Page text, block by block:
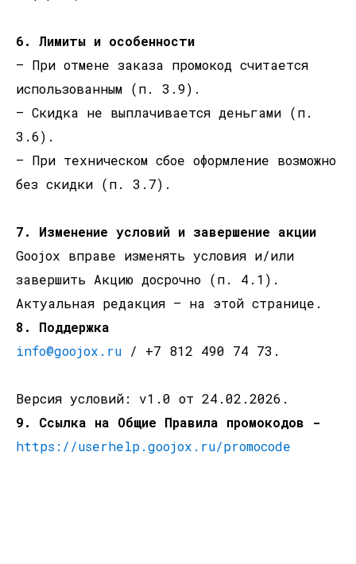
6. Лимиты и особенности
— При отмене заказа промокод считается
использованным (п. 3.9).
— Скидка не выплачивается деньгами (п.
3.6).
— При техническом сбое оформление возможно
без скидки (п. 3.7).
7. Изменение условий и завершение акции
Goojox вправе изменять условия и/или
завершить Акцию досрочно (п. 4.1).
Актуальная редакция — на этой странице.
8. Поддержка
info@goojox.ru / +7 812 490 74 73 .
Версия условий: v1.0 от 24.02.2026.
9. Ссылка на Общие Правила промокодов -
https://userhelp.goojox.ru/promocode